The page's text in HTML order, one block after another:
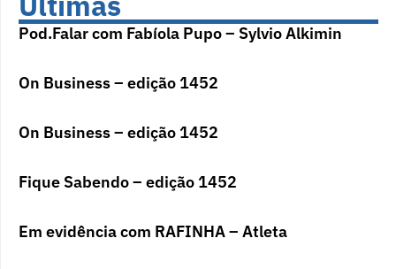
Pod.Falar com Fabíola Pupo – Sylvio Alkimin
On Business – edição 1452
On Business – edição 1452
Fique Sabendo – edição 1452
Em evidência com RAFINHA – Atleta